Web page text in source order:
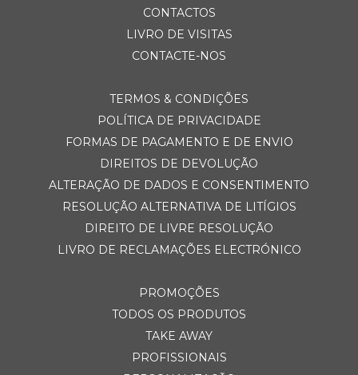
CONTACTOS
LIVRO DE VISITAS
CONTACTE-NOS
TERMOS & CONDIÇÕES
POLÍTICA DE PRIVACIDADE
FORMAS DE PAGAMENTO E DE ENVIO
DIREITOS DE DEVOLUÇÃO
ALTERAÇÃO DE DADOS E CONSENTIMENTO
RESOLUÇÃO ALTERNATIVA DE LITÍGIOS
DIREITO DE LIVRE RESOLUÇÃO
LIVRO DE RECLAMAÇÕES ELECTRÓNICO
PROMOÇÕES
TODOS OS PRODUTOS
TAKE AWAY
PROFISSIONAIS